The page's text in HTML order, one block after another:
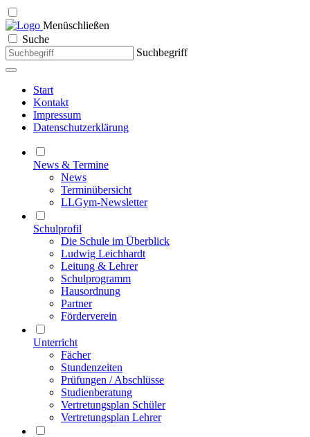
Menüschließen
Suche
Suchbegriff
Start
Kontakt
Impressum
Datenschutzerklärung
News & Termine
News
Terminübersicht
LLGym-Newsletter
Schulprofil
Die Schule im Überblick
Ludwig Leichhardt
Leitung & Lehrer
Schulprogramm
Hausordnung
Partner
Förderverein
Unterricht
Fächer
Stundenzeiten
Prüfungen / Abschlüsse
Studienberatung
Vertretungsplan Schüler
Vertretungsplan Lehrer